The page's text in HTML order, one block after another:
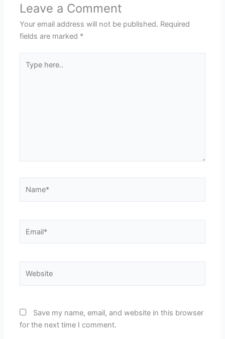
Leave a Comment
Your email address will not be published. Required
fields are marked *
here..
Save my name, email, and website in this browser
for the next time I comment.